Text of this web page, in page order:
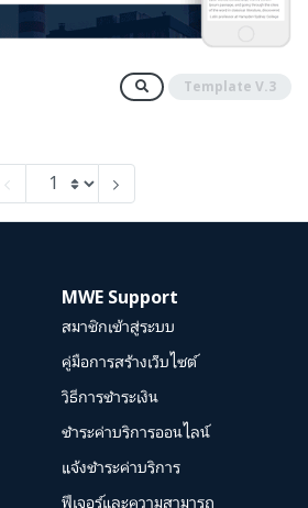
Template V.3
MWE Support
สมาชิกเข้าสู่ระบบ
คู่มือการสร้างเว็บไซต์
วิธีการชำระเงิน
ชำระค่าบริการออนไลน์
แจ้งชำระค่าบริการ
ฟีเจอร์และความสามารถ